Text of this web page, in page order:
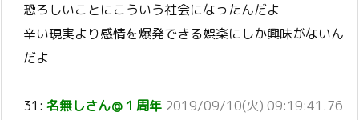
恐ろしいことにこういう社会になったんだよ
辛い現実より感情を爆発できる娯楽にしか興味がないん
だよ
31: 名無しさん＠１周年 2019/09/10(火) 09:19:41.76